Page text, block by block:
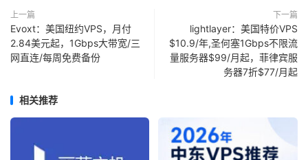
上一篇
Evoxt：美国纽约VPS，月付
2.84美元起，1Gbps大带宽/三
网直连/每周免费备份
下一篇
lightlayer：美国特价VPS
$10.9/年,圣何塞1Gbps不限流
量服务器$99/月起，菲律宾服
务器7折$77/月起
相关推荐